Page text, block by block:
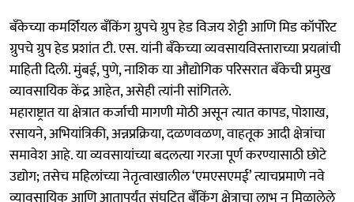
बँकेच्या कमर्शियल बँकिंग ग्रुपचे ग्रुप हेड विजय शेट्टी आणि मिड कॉर्पोरेट
ग्रुपचे ग्रुप हेड प्रशांत टी. एस. यांनी बँकेच्या व्यवसायविस्ताराच्या प्रयत्नांची
माहिती दिली. मुंबई, पुणे, नाशिक या औद्योगिक परिसरात बँकेची प्रमुख
व्यावसायिक केंद्र आहेत, असेही त्यांनी सांगितले.
महाराष्ट्रात या क्षेत्रात कर्जाची मागणी मोठी असून त्यात कापड, पोशाख,
रसायने, अभियांत्रिकी, अन्नप्रक्रिया, दळणवळण, वाहतूक आदी क्षेत्रांचा
समावेश आहे. या व्यवसायांच्या बदलत्या गरजा पूर्ण करण्यासाठी छोटे
उद्योग; तसेच महिलांच्या नेतृत्वाखालील ‘एमएसएमई’ त्याचप्रमाणे नवे